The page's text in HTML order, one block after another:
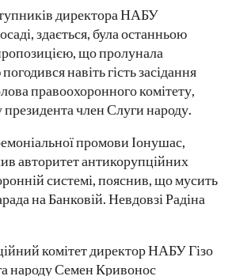
директора НАБУ
здається, була останньою
що пролунала
навіть гість засідання
правоохоронного комітету,
член Слуги народу.
промови Іонушас,
авторитет антикорупційних
системі, пояснив, що мусить
на Банковій. Невдовзі Радіна
комітет директор НАБУ Гізо
народу Семен Кривонос